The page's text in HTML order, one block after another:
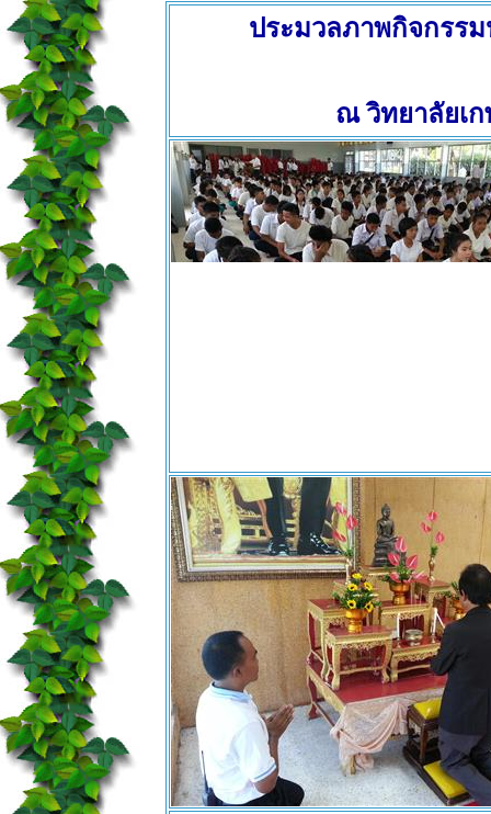
ประมวลภาพกิจกรร
ณ วิทยาลัยเ